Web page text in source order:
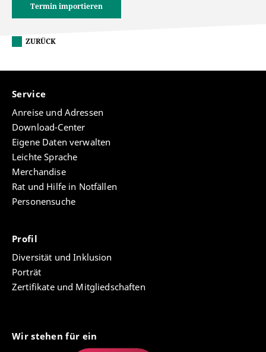
Termin importieren
ZURÜCK
Service
Anreise und Adressen
Download-Center
Eigene Daten verwalten
Leichte Sprache
Merchandise
Rat und Hilfe in Notfällen
Personensuche
Profil
Diversität und Inklusion
Porträt
Zertifikate und Mitgliedschaften
Wir stehen für ein